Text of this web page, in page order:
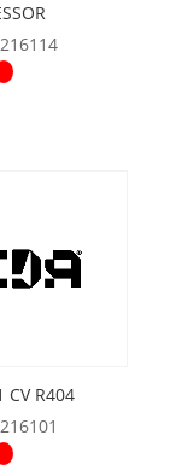
CV R404